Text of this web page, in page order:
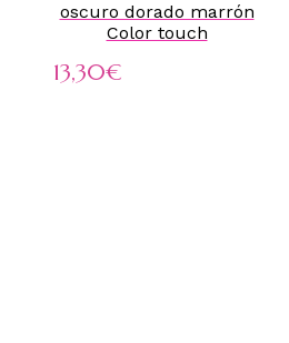
oscuro dorado marrón
Color touch
13,30€